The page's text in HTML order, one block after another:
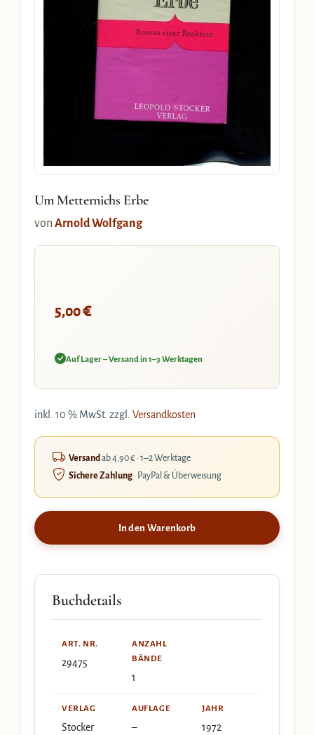
Um Metternichs Erbe
von Arnold Wolfgang
5,00€
Auf Lager – Versand in 1–3 Werktagen
inkl. 10 % MwSt. zzgl. Versandkosten
Versandab 4,90 € · 1–2 Werktage
Sichere Zahlung· PayPal & Überweisung
In den Warenkorb
Buchdetails
ART. NR.
29475
ANZAHL
BÄNDE
1
VERLAG
Stocker
AUFLAGE
–
JAHR
1972